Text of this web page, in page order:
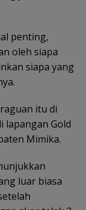
penting,
oleh siapa
siapa yang
itu di
lapangan Gold
Mimika.
luar biasa